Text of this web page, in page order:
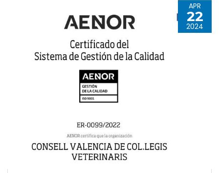
APR
22
2024